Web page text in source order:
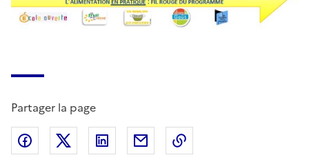
Partager la page
Partager sur Facebook
Partager sur X (anciennement Twitter)
Partager sur LinkedIn
Partager par email